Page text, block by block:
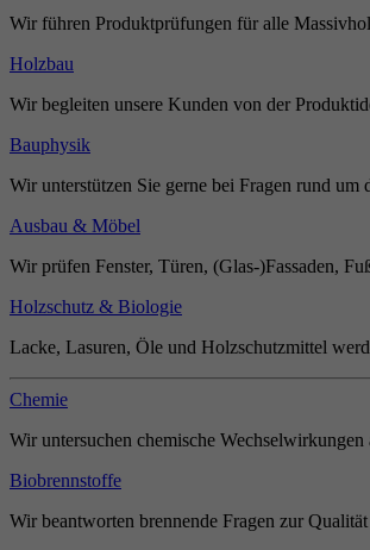
Wir führen Produktprüfungen für alle
Holzbau
Wir begleiten unsere Kunden von der
Bauphysik
Wir unterstützen Sie gerne bei Fragen rund
Ausbau & Möbel
Wir prüfen Fenster, Türen, (Glas-)Fassaden,
Holzschutz & Biologie
Lacke, Lasuren, Öle und Holzschutzmittel
Chemie
Wir untersuchen chemische
Biobrennstoffe
Wir beantworten brennende Fragen zur